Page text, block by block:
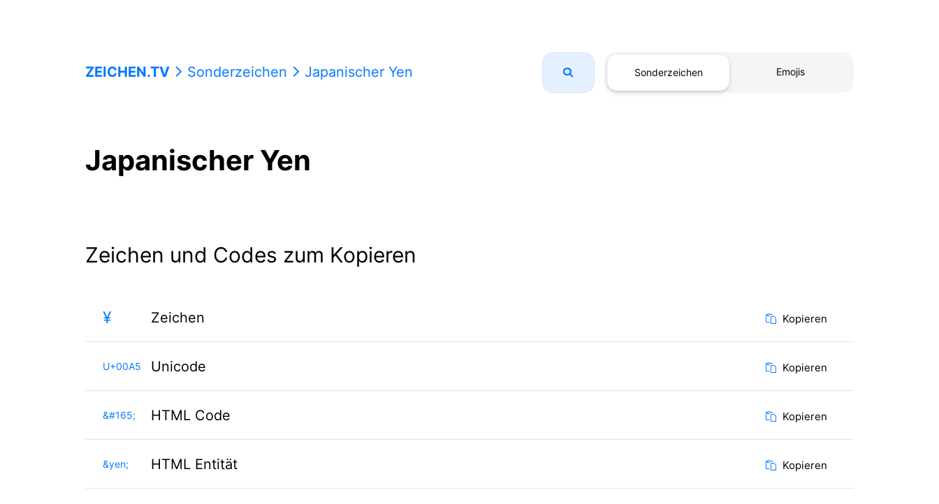
ZEICHEN.TV Sonderzeichen Japanischer Yen Sonderzeichen Emojis
Japanischer Yen
Zeichen und Codes zum Kopieren
¥ Zeichen Kopieren
U+00A5 Unicode Kopieren
&#165; HTML Code Kopieren
&yen; HTML Entität Kopieren